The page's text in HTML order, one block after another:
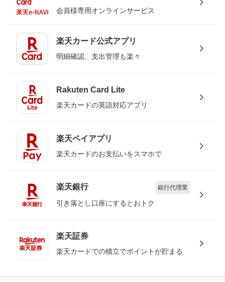
会員様専用オンラインサービス
楽天カード公式アプリ
明細確認、支出管理も楽々
Rakuten Card Lite
楽天カードの英語対応アプリ
楽天ペイアプリ
楽天カードのお支払いをスマホで
楽天銀行 銀行代理業
引き落とし口座にするとおトク
楽天証券
楽天カードでの積立でポイントが貯まる